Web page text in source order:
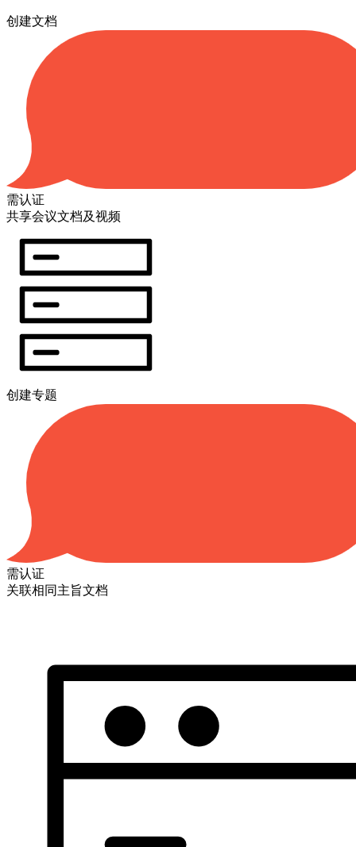
创建文档
需认证
共享会议文档及视频
创建专题
需认证
关联相同主旨文档